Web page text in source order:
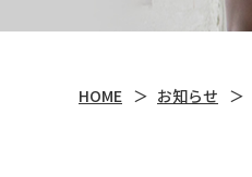
HOME お知らせ